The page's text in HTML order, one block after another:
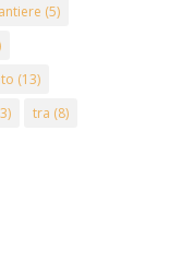
(5)
(13)
tra (8)